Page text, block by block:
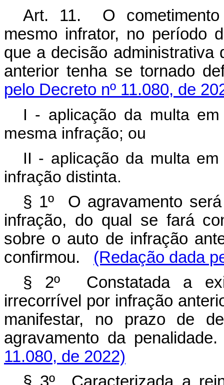
Art. 11. O cometimento
mesmo infrator, no período
que a decisão administrativa
anterior tenha se tornado
pelo Decreto nº 11.080, de
I - aplicação da multa
mesma infração; ou
II - aplicação da multa
infração distinta.
§ 1º O agravamento
infração, do qual se fará
sobre o auto de infração
confirmou.
(Redação dada
§ 2º Constatada a
irrecorrível por infração
manifestar, no prazo de
agravamento da penalidade.
11.080, de 2022)
§ 3º Caracterizada a